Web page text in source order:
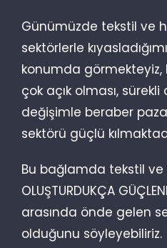
Günümüzde tekstil ve
sektörlerle
konumda
çok açık olması,
değişimle beraber
sektörü güçlü
Bu bağlamda tekstil ve
OLUŞTURDUKÇA
arasında önde gelen
olduğunu söyleyebiliriz.